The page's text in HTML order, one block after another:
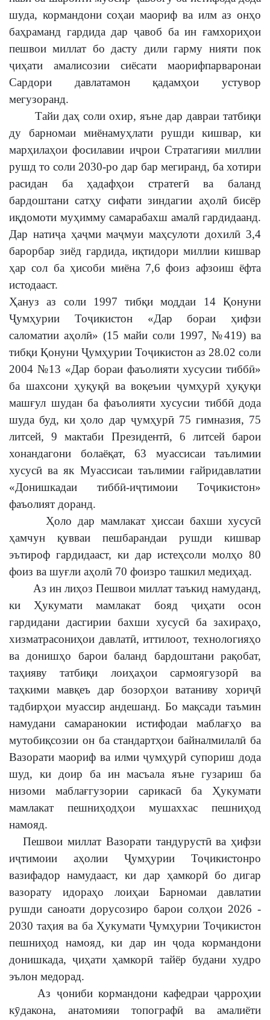
шуда, кормандони соҳаи маориф ва илм аз онҳо
баҳраманд гардида дар ҷавоб ба ин ғамхориҳои
пешвои миллат бо дасту дили гарму нияти пок
ҷиҳати амалисозии сиёсати маорифпарваронаи
Сардори давлатамон қадамҳои устувор
мегузоранд.
Тайи даҳ соли охир, яъне дар давраи татбиқи
ду барномаи миёнамуҳлати рушди кишвар, ки
марҳилаҳои фосилавии иҷрои Стратагияи миллии
рушд то соли 2030-ро дар бар мегиранд, ба хотири
расидан ба ҳадафҳои стратегӣ ва баланд
бардоштани сатҳу сифати зиндагии аҳолӣ бисёр
иқдомоти муҳимму самарабахш амалӣ гардидаанд.
Дар натиҷа ҳаҷми маҷмуи маҳсулоти дохилӣ 3,4
барорбар зиёд гардида, иқтидори миллии кишвар
ҳар сол ба ҳисоби миёна 7,6 фоиз афзоиш ёфта
истодааст.
Ҳануз аз соли 1997 тибқи моддаи 14 Қонуни
Ҷумҳурии Тоҷикистон «Дар бораи ҳифзи
саломатии аҳолӣ» (15 майи соли 1997, №419) ва
тибқи Қонуни Ҷумҳурии Тоҷикистон аз 28.02 соли
2004 №13 «Дар бораи фаъолияти хусусии тиббӣ»
ба шахсони ҳуқуқӣ ва воқеъии ҷумҳурӣ ҳуқуқи
машғул шудан ба фаъолияти хусусии тиббӣ дода
шуда буд, ки ҳоло дар ҷумҳурӣ 75 гимназия, 75
литсей, 9 мактаби Президентӣ, 6 литсей барои
хонандагони болаёқат, 63 муассисаи таълимии
хусусӣ ва як Муассисаи таълимии ғайридавлатии
«Донишкадаи тиббӣ-иҷтимоии Тоҷикистон»
фаъолият доранд.
Ҳоло дар мамлакат ҳиссаи бахши хусусӣ
ҳамчун қувваи пешбарандаи рушди кишвар
эътироф гардидааст, ки дар истеҳсоли молҳо 80
фоиз ва шуғли аҳолӣ 70 фоизро ташкил медиҳад.
Аз ин лиҳоз Пешвои миллат таъкид намуданд,
ки Ҳукумати мамлакат бояд ҷиҳати осон
гардидани дасгирии бахши хусусӣ ба захираҳо,
хизматрасониҳои давлатӣ, иттилоот, технологияҳо
ва донишҳо барои баланд бардоштани рақобат,
таҳияву татбиқи лоиҳаҳои сармоягузорӣ ва
таҳкими мавқеъ дар бозорҳои ватаниву хориҷӣ
тадбирҳои муассир андешанд. Бо мақсади таъмин
намудани самаранокии истифодаи маблағҳо ва
мутобиқсозии он ба стандартҳои байналмилалӣ ба
Вазорати маориф ва илми ҷумҳурӣ супориш дода
шуд, ки доир ба ин масъала яъне гузариш ба
низоми маблағгузории сарикасӣ ба Ҳукумати
мамлакат пешниҳодҳои мушаххас пешниҳод
намояд.
Пешвои миллат Вазорати тандурустӣ ва ҳифзи
иҷтимоии аҳолии Ҷумҳурии Тоҷикистонро
вазифадор намудааст, ки дар ҳамкорӣ бо дигар
вазорату идораҳо лоиҳаи Барномаи давлатии
рушди саноати дорусозиро барои солҳои 2026 -
2030 таҳия ва ба Ҳукумати Ҷумҳурии Тоҷикистон
пешниҳод намояд, ки дар ин ҷода кормандони
донишкада, ҷиҳати ҳамкорӣ тайёр будани худро
эълон медорад.
Аз ҷониби кормандони кафедраи ҷарроҳии
кӯдакона, анатомияи топографӣ ва амалиёти